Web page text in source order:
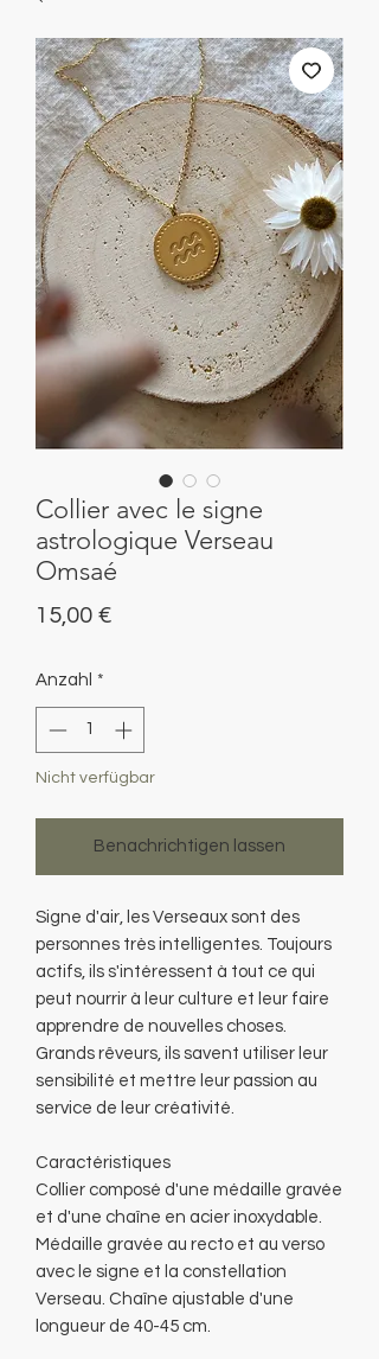
Collier avec le signe
astrologique Verseau
Omsaé
15,00 €Preis
Anzahl *
Nicht verfügbar
Benachrichtigen lassen
Signe d'air, les Verseaux sont des
personnes très intelligentes. Toujours
actifs, ils s'intéressent à tout ce qui
peut nourrir à leur culture et leur faire
apprendre de nouvelles choses.
Grands rêveurs, ils savent utiliser leur
sensibilité et mettre leur passion au
service de leur créativité.
Caractéristiques
Collier composé d'une médaille gravée
et d'une chaîne en acier inoxydable.
Médaille gravée au recto et au verso
avec le signe et la constellation
Verseau. Chaîne ajustable d'une
longueur de 40-45 cm.